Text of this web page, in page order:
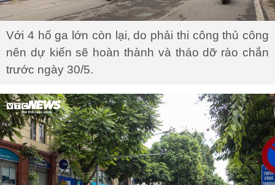
Với 4 hố ga lớn còn lại, do phải thi công thủ công
nên dự kiến sẽ hoàn thành và tháo dỡ rào chắn
trước ngày 30/5.